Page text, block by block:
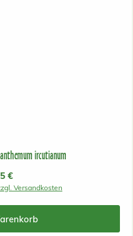
ircutianum
Preis:
€
Versandkosten